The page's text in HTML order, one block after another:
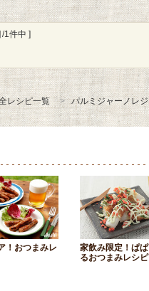
1件中 ]
レシピ一覧 パルミジャーノレ
！おつまみレ
家飲み限定！ぱ
るおつまみレシピ